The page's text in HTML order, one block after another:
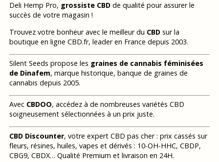
Deli Hemp Pro, grossiste CBDde qualité pour assurer le
succès de votre magasin !
Trouvez votre bonheur avec le meilleur du CBDsur la
boutique en ligne CBD.fr, leader en France depuis 2003.
Silent Seeds propose les graines de cannabis féminisées
de Dinafem, marque historique, banque de graines de
cannabis depuis 2005.
Avec CBDOO, accédez à de nombreuses variétés CBD
soigneusement sélectionnées à un prix juste.
CBD Discounter, votre expert CBD pas cher : prix cassés sur
fleurs, résines, huiles, vapes et dérivés : 10-OH-HHC, CBDP,
CBG9, CBDX… Qualité Premium et livraison en 24H.